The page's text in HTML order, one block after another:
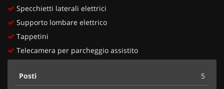
Specchietti laterali elettrici
Supporto lombare elettrico
Tappetini
Telecamera per parcheggio assistito
Posti
5